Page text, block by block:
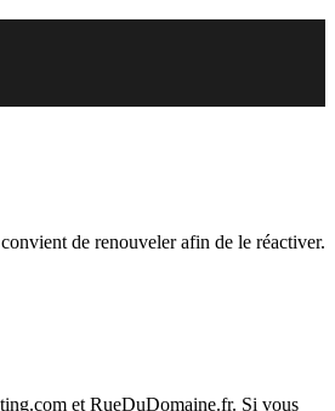
de renouveler afin de le réactiver.
et RueDuDomaine.fr. Si vous